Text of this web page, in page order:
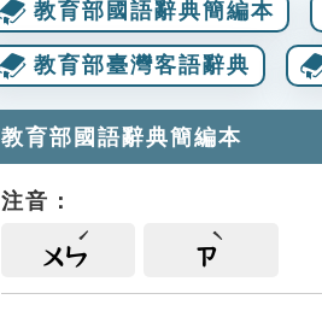
教育部國語辭典簡編本
教育部臺灣客語辭典
教育部國語辭典簡編本
注音：
ㄨㄣ ㄗ